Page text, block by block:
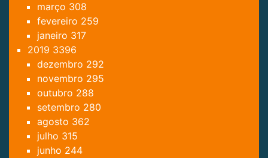
março 308
fevereiro 259
janeiro 317
2019 3396
dezembro 292
novembro 295
outubro 288
setembro 280
agosto 362
julho 315
junho 244